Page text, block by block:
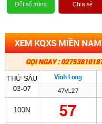
Đổi số trúng Chia sẻ
XEM KQXS MIỀN
GỌI NGAY :
THỨ SÁU
03-07
Vĩnh Long
47VL27
100N 57